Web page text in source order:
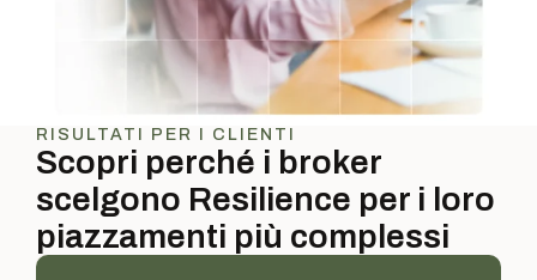
RISULTATI PER I CLIENTI
Scopri perché i broker
scelgono Resilience per i loro
piazzamenti più complessi